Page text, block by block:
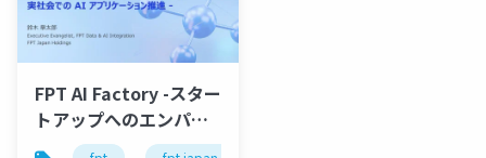
FPT AI Factory -スター
トアップへのエンパワ
ーメントによる実社会